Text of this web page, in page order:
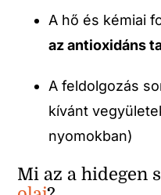
A hő és kémiai
az antioxidáns
A feldolgozás
kívánt
nyomokban)
Mi az a hidegen